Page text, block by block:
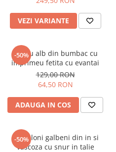
VEZI VARIANTE
-50%
Tricou alb din bumbac cu
imprimeu fetita cu evantai
129,00 RON
64,50 RON
ADAUGA IN COS
-50%
Pantaloni galbeni din in si
vascoza cu snur in talie